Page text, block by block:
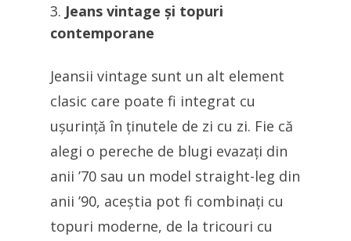
Jeans vintage și topuri
contemporane
Jeansii vintage sunt un alt element
clasic care poate fi integrat cu
ușurință în ținutele de zi cu zi. Fie că
alegi o pereche de blugi evazați din
anii ’70 sau un model straight-leg din
anii ’90, aceștia pot fi combinați cu
topuri moderne, de la tricouri cu